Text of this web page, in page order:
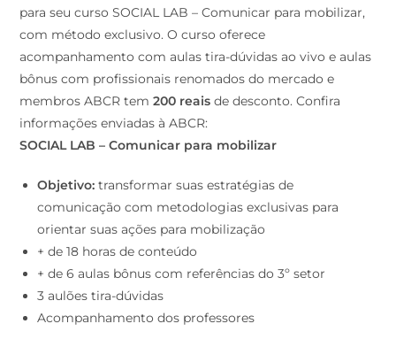
para seu curso SOCIAL LAB – Comunicar para mobilizar,
com método exclusivo. O curso oferece
acompanhamento com aulas tira-dúvidas ao vivo e aulas
bônus com profissionais renomados do mercado e
membros ABCR tem200 reais de desconto. Confira
informações enviadas à ABCR:
SOCIAL LAB – Comunicar para mobilizar
Objetivo: transformar suas estratégias de
comunicação com metodologias exclusivas para
orientar suas ações para mobilização
+ de 18 horas de conteúdo
+ de 6 aulas bônus com referências do 3º setor
3 aulões tira-dúvidas
Acompanhamento dos professores